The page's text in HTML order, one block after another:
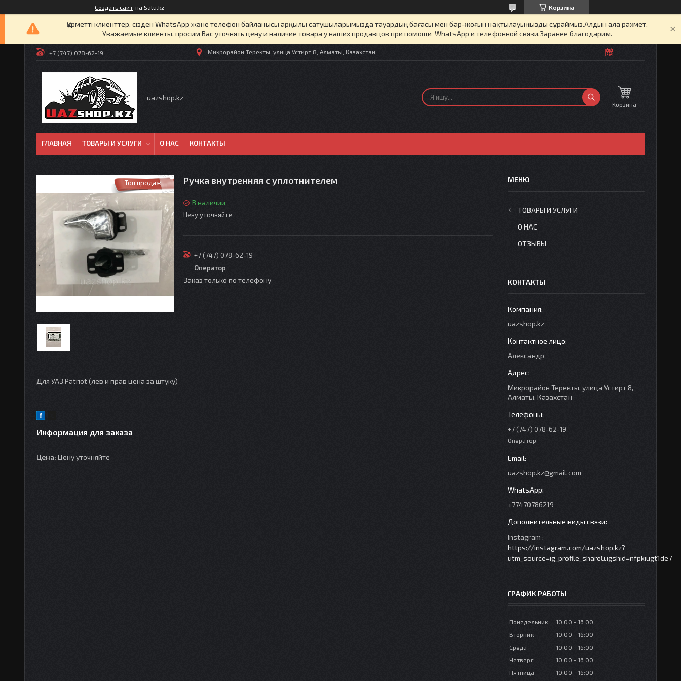
Создать сайт на Satu.kz Корзина
Құрметті клиенттер, сізден WhatsApp және телефон байланысы арқылы сатушыларымызда тауардың бағасы мен бар-жоғын нақтылауыңызды сұраймыз.Алдын ала рахмет.
Уважаемые клиенты, просим Вас уточнять цену и наличие товара у наших продавцов при помощи WhatsApp и телефонной связи.Заранее благодарим.
+7 (747) 078-62-19 Микрорайон Теректы, улица Устирт 8, Алматы, Казахстан
uazshop.kz
Корзина
ГЛАВНАЯ ТОВАРЫ И УСЛУГИ О НАС КОНТАКТЫ
Топ продаж Ручка внутренняя с уплотнителем
В наличии
Цену уточняйте
+7 (747) 078-62-19
Оператор
Заказ только по телефону
Для УАЗ Patriot (лев и прав цена за штуку)
Информация для заказа
Цена: Цену уточняйте
ТОВАРЫ И УСЛУГИ
О НАС
ОТЗЫВЫ
КОНТАКТЫ
uazshop.kz
Александр
Микрорайон Теректы, улица Устирт 8,
Алматы, Казахстан
+7 (747) 078-62-19
Оператор
uazshop.kz@gmail.com
+77470786219
Instagram
https://instagram.com/uazshop.kz?
utm_source=ig_profile_share&igshid=nfpkiugt1de7
ГРАФИК РАБОТЫ
Понедельник 10:00
16:00
Вторник
10:00
16:00
Среда
10:00
16:00
Четверг
10:00
16:00
Пятница
10:00 16:00